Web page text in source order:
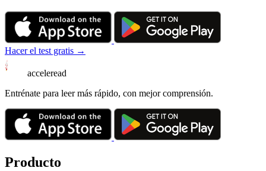
Hacer el test gratis →
acceleread
Entrénate para leer más rápido, con mejor comprensión.
Producto